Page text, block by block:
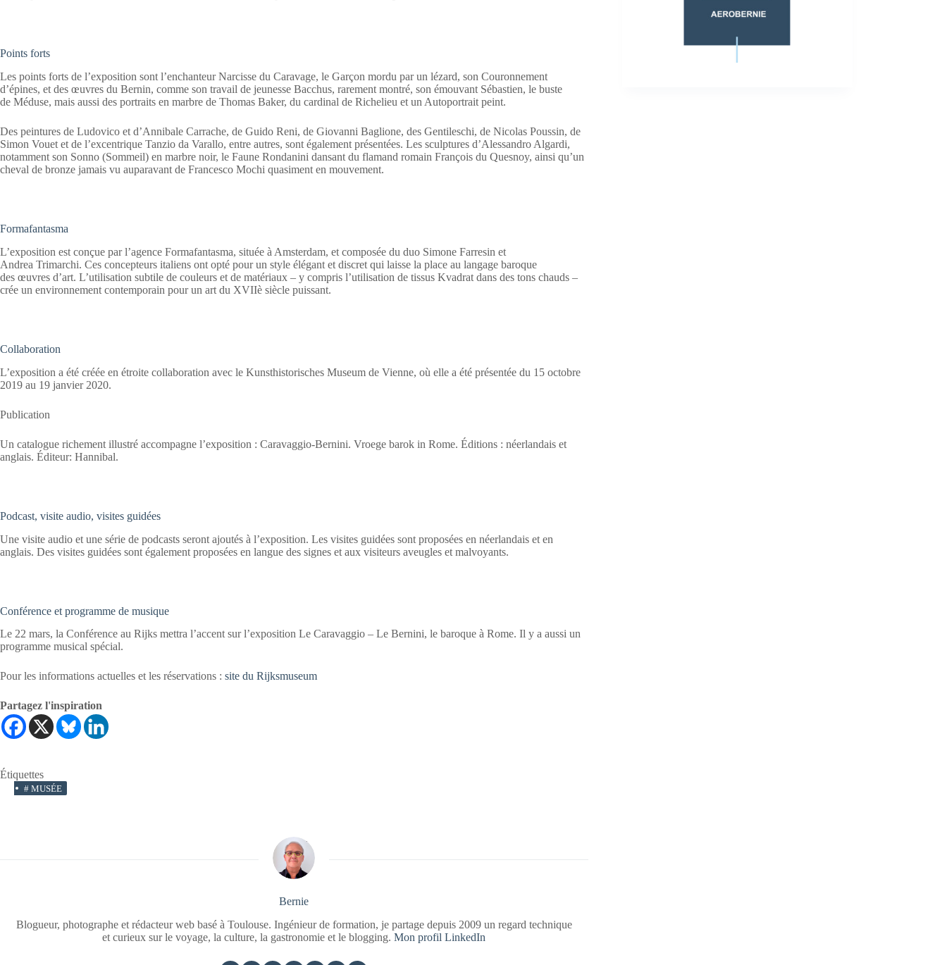
Points forts
Les points forts de l’exposition sont l’enchanteur Narcisse du Caravage, le Garçon mordu par un lézard, son Couronnement
d’épines, et des œuvres du Bernin, comme son travail de jeunesse Bacchus, rarement montré, son émouvant Sébastien, le buste
de Méduse, mais aussi des portraits en marbre de Thomas Baker, du cardinal de Richelieu et un Autoportrait peint.
Des peintures de Ludovico et d’Annibale Carrache, de Guido Reni, de Giovanni Baglione, des Gentileschi, de Nicolas Poussin, de
Simon Vouet et de l’excentrique Tanzio da Varallo, entre autres, sont également présentées. Les sculptures d’Alessandro Algardi,
notamment son Sonno (Sommeil) en marbre noir, le Faune Rondanini dansant du flamand romain François du Quesnoy, ainsi qu’un
cheval de bronze jamais vu auparavant de Francesco Mochi quasiment en mouvement.
Formafantasma
L’exposition est conçue par l’agence Formafantasma, située à Amsterdam, et composée du duo Simone Farresin et
Andrea Trimarchi. Ces concepteurs italiens ont opté pour un style élégant et discret qui laisse la place au langage baroque
des œuvres d’art. L’utilisation subtile de couleurs et de matériaux – y compris l’utilisation de tissus Kvadrat dans des tons chauds –
crée un environnement contemporain pour un art du XVIIè siècle puissant.
Collaboration
L’exposition a été créée en étroite collaboration avec le Kunsthistorisches Museum de Vienne, où elle a été présentée du 15 octobre
2019 au 19 janvier 2020.
Publication
Un catalogue richement illustré accompagne l’exposition : Caravaggio-Bernini. Vroege barok in Rome. Éditions : néerlandais et
anglais. Éditeur: Hannibal.
Podcast, visite audio, visites guidées
Une visite audio et une série de podcasts seront ajoutés à l’exposition. Les visites guidées sont proposées en néerlandais et en
anglais. Des visites guidées sont également proposées en langue des signes et aux visiteurs aveugles et malvoyants.
Conférence et programme de musique
Le 22 mars, la Conférence au Rijks mettra l’accent sur l’exposition Le Caravaggio – Le Bernini, le baroque à Rome. Il y a aussi un
programme musical spécial.
Pour les informations actuelles et les réservations : site du Rijksmuseum
Partagez l'inspiration
Étiquettes
# MUSÉE
Bernie
Blogueur, photographe et rédacteur web basé à Toulouse. Ingénieur de formation, je partage depuis 2009 un regard technique
et curieux sur le voyage, la culture, la gastronomie et le blogging.Mon profil LinkedIn